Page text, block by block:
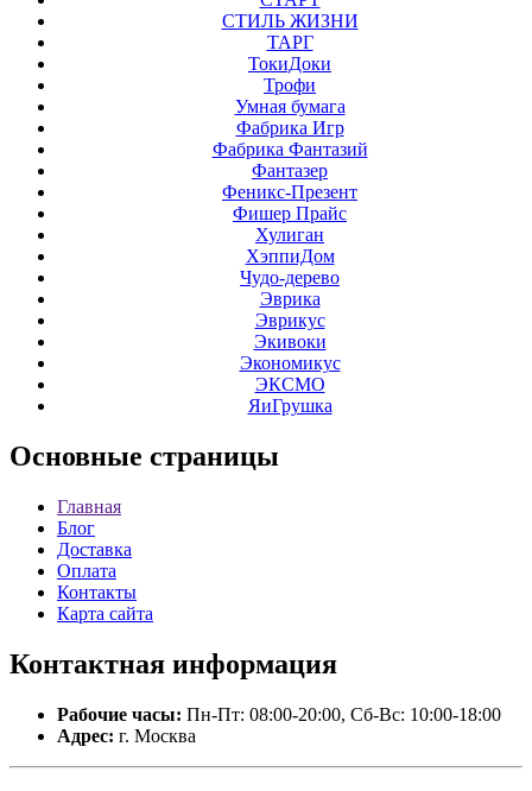
СТИЛЬ ЖИЗНИ
ТАРГ
ТокиДоки
Трофи
Умная бумага
Фабрика Игр
Фабрика Фантазий
Фантазер
Феникс-Презент
Фишер Прайс
Хулиган
ХэппиДом
Чудо-дерево
Эврика
Эврикус
Экивоки
Экономикус
ЭКСМО
ЯиГрушка
Основные страницы
Главная
Блог
Доставка
Оплата
Контакты
Карта сайта
Контактная информация
Рабочие часы: Пн-Пт: 08:00-20:00, Сб-Вс: 10:00-18:00
Адрес: г. Москва